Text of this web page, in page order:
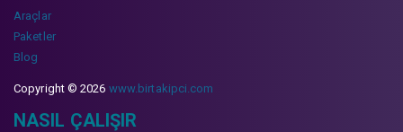
Araçlar
Paketler
Blog
Copyright © 2026 www.birtakipci.com
NASIL ÇALIŞIR